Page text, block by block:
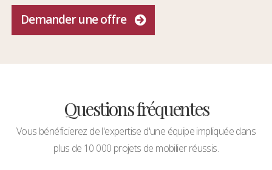
Demander une offre
Questions fréquentes
Vous bénéficierez de l'expertise d'une équipe impliquée dans
plus de 10 000 projets de mobilier réussis.